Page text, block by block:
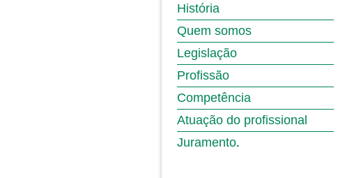
História
Quem somos
Legislação
Profissão
Competência
Atuação do profissional
Juramento.